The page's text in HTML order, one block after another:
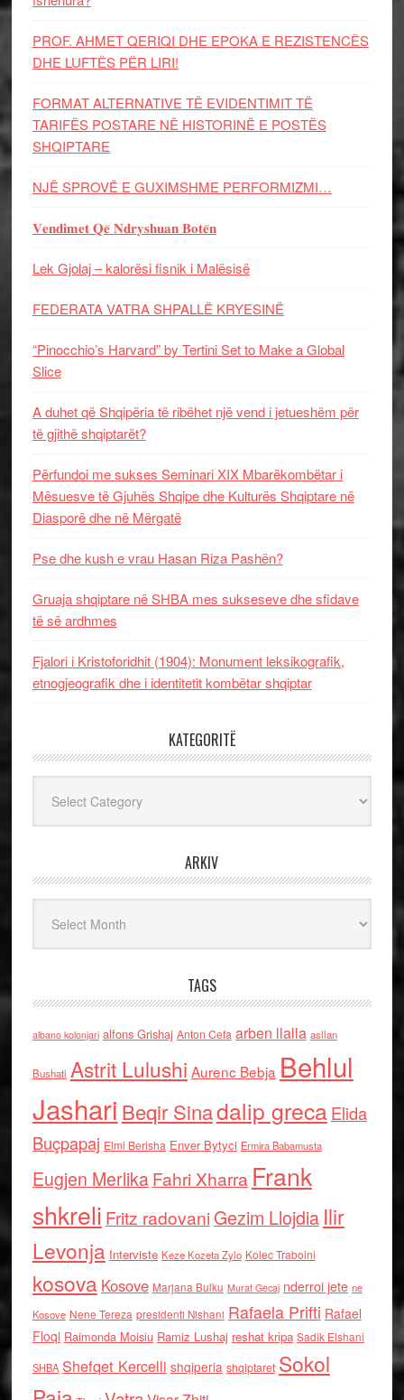
PROF. AHMET QERIQI DHE EPOKA E REZISTENCЁS
DHE LUFTЁS PЁR LIRI!
FORMAT ALTERNATIVE TË EVIDENTIMIT TË
TARIFËS POSTARE NË HISTORINË E POSTËS
SHQIPTARE
NJË SPROVË E GUXIMSHME PERFORMIZMI…
𝐕𝐞𝐧𝐝𝐢𝐦𝐞𝐭 𝐐𝐞̈ 𝐍𝐝𝐫𝐲𝐬𝐡𝐮𝐚𝐧 𝐁𝐨𝐭𝐞̈𝐧
Lek Gjolaj – kalorësi fisnik i Malësisë
FEDERATA VATRA SHPALLË KRYESINË
“Pinocchio’s Harvard” by Tertini Set to Make a Global
Slice
A duhet që Shqipëria të ribëhet një vend i jetueshëm për
të gjithë shqiptarët?
Përfundoi me sukses Seminari XIX Mbarëkombëtar i
Mësuesve të Gjuhës Shqipe dhe Kulturës Shqiptare në
Diasporë dhe në Mërgatë
Pse dhe kush e vrau Hasan Riza Pashën?
Gruaja shqiptare në SHBA mes sukseseve dhe sfidave
të së ardhmes
Fjalori i Kristoforidhit (1904): Monument leksikografik,
etnogjeografik dhe i identitetit kombëtar shqiptar
KATEGORITË
ARKIV
TAGS
albano kolonjari alfons Grishaj Anton Cefa arben llalla asllan
Bushati Astrit Lulushi Aurenc Bebja Behlul
Jashari Beqir Sinadalip grecaElida
Buçpapaj Elmi Berisha Enver Bytyci Ermira Babamusta
Eugjen MerlikaFahri Xharra Frank
shkreli Fritz radovaniGezim Llojdia Ilir
Levonja Interviste Keze Kozeta Zylo Kolec Traboini
kosova Kosove Marjana Bulku Murat Gecaj nderroi jete ne
Kosove Nene Tereza presidenti Nishani Rafaela Prifti Rafael
Floqi Raimonda Moisiu Ramiz Lushaj reshat kripa Sadik Elshani
SHBA Shefqet Kercelli shqiperia shqiptaret Sokol